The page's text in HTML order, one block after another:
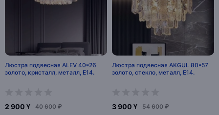
Люстра подвесная ALEV 40*26
золото, кристалл, металл, E14.
2 900 ¥ 40 600 ₽
Люстра подвесная AKGUL 80*57
золото, стекло, металл, Е14.
3 900 ¥ 54 600 ₽